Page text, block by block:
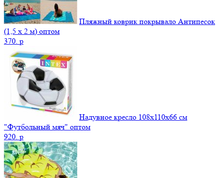
Пляжный коврик покрывало Антипесок
(1,5 х 2 м) оптом
370. p
Надувное кресло 108х110х66 см
"Футбольный мяч" оптом
920. p